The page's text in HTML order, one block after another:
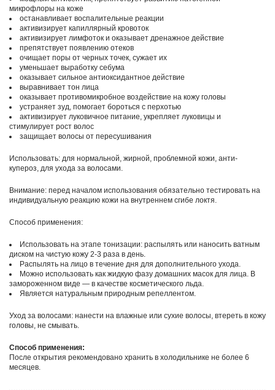
микрофлоры на коже
останавливает воспалительные реакции
активизирует капиллярный кровоток
активизирует лимфоток и оказывает дренажное действие
препятствует появлению отеков
очищает поры от черных точек, сужает их
уменьшает выработку себума
оказывает сильное антиоксидантное действие
выравнивает тон лица
оказывает противомикробное воздействие на кожу головы
устраняет зуд, помогает бороться с перхотью
активизирует луковичное питание, укрепляет луковицы и
стимулирует рост волос
защищает волосы от пересушивания
Использовать: для нормальной, жирной, проблемной кожи, анти-
купероз, для ухода за волосами.
Внимание: перед началом использования обязательно тестировать на
индивидуальную реакцию кожи на внутреннем сгибе локтя.
Способ применения:
Использовать на этапе тонизации: распылять или наносить ватным
диском на чистую кожу 2-3 раза в день.
Распылять на лицо в течение дня для дополнительного ухода.
Можно использовать как жидкую фазу домашних масок для лица. В
замороженном виде — в качестве косметического льда.
Является натуральным природным репеллентом.
Уход за волосами: нанести на влажные или сухие волосы, втереть в кожу
головы, не смывать.
Способ применения:
После открытия рекомендовано хранить в холодильнике не более 6
месяцев.